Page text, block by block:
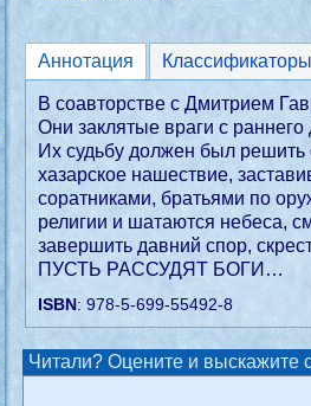
Аннотация
В соавторстве с Дмитрием
Они заклятые враги с
Их судьбу должен был решить
хазарское нашествие,
соратниками, братьями по
религии и шатаются небеса,
завершить давний спор,
ПУСТЬ РАССУДЯТ БОГИ…
ISBN: 978-5-699-55492-8
Читали? Оцените и выскажите